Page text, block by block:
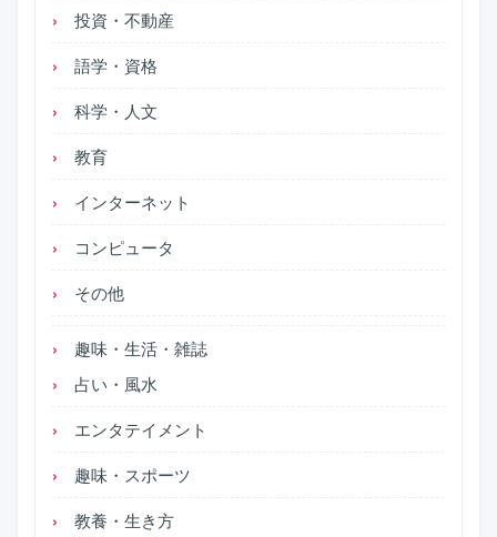
投資・不動産
語学・資格
科学・人文
教育
インターネット
コンピュータ
その他
趣味・生活・雑誌
占い・風水
エンタテイメント
趣味・スポーツ
教養・生き方